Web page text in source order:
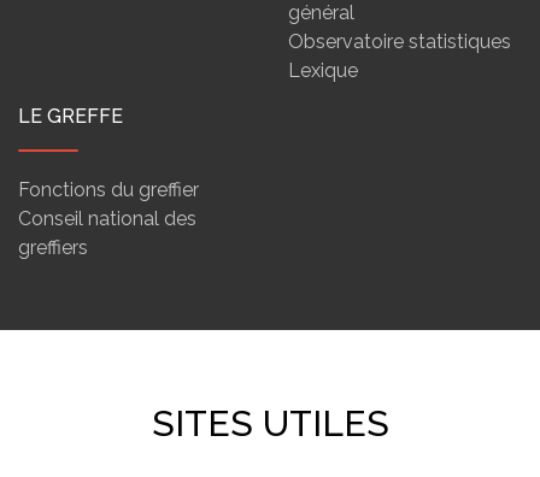
général
Observatoire statistiques
Lexique
LE GREFFE
Fonctions du greffier
Conseil national des
greffiers
SITES UTILES